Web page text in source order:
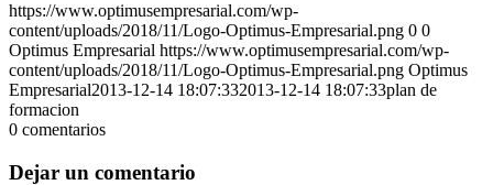
https://www.optimusempresarial.com/wp-
content/uploads/2018/11/Logo-Optimus-Empresarial.png 0 0
Optimus Empresarial https://www.optimusempresarial.com/wp-
content/uploads/2018/11/Logo-Optimus-Empresarial.png Optimus
Empresarial2013-12-14 18:07:332013-12-14 18:07:33plan de
formacion
0 comentarios
Dejar un comentario